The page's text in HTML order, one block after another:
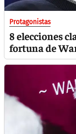
Protagonistas
8 elecciones
fortuna de